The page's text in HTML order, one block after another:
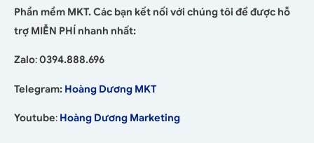
Phần mềm MKT. Các bạn kết nối với chúng tôi để được hỗ
trợ MIỄN PHÍ nhanh nhất:
Zalo:0394.888.696
Telegram: Hoàng Dương MKT
Youtube: Hoàng Dương Marketing